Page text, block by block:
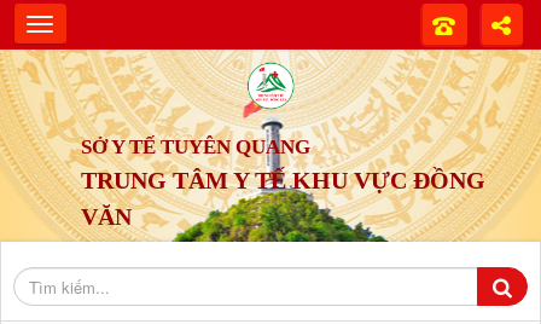
SỞ Y TẾ TUYÊN QUANG
TRUNG TÂM Y TẾ KHU VỰC ĐỒNG
VĂN